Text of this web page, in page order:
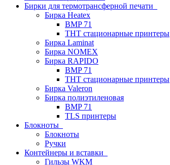
Бирки для термотрансферной печати
Бирка Heatex
BMP 71
THT стационарные принтеры
Бирка Laminat
Бирка NOMEX
Бирка RAPIDO
BMP 71
THT стационарные принтеры
Бирка Valeron
Бирка полиэтиленовая
BMP 71
TLS принтеры
Блокноты
Блокноты
Ручки
Контейнеры и вставки
Гильзы WKM